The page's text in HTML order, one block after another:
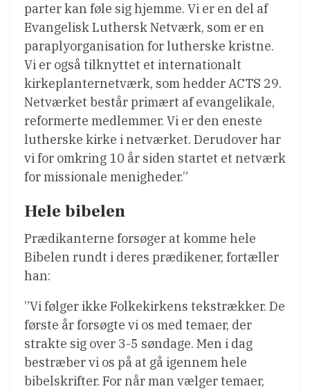
parter kan føle sig hjemme. Vi er en del af
Evangelisk Luthersk Netværk, som er en
paraplyorganisation for lutherske kristne.
Vi er også tilknyttet et internationalt
kirkeplanternetværk, som hedder ACTS 29.
Netværket består primært af evangelikale,
reformerte medlemmer. Vi er den eneste
lutherske kirke i netværket. Derudover har
vi for omkring 10 år siden startet et netværk
for missionale menigheder.”
Hele bibelen
Prædikanterne forsøger at komme hele
Bibelen rundt i deres prædikener, fortæller
han:
”Vi følger ikke Folkekirkens tekstrækker. De
første år forsøgte vi os med temaer, der
strakte sig over 3-5 søndage. Men i dag
bestræber vi os på at gå igennem hele
bibelskrifter. For når man vælger temaer,